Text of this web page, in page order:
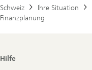
Schweiz
Ihre Situation
Finanzplanung
Footer
Hilfe